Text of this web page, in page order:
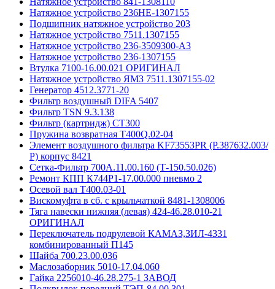
Натяжное устройство 236НЕ-1307155
Подшипник натяжное устройство 203
Натяжное устройство 7511.1307155
Натяжное устройство 236-3509300-А3
Натяжное устройство 236-1307155
Втулка 7100-16.00.021 ОРИГИНАЛ
Натяжное устройство ЯМЗ 7511.1307155-02
Генератор 4512.3771-20
Фильтр воздушный DIFA 5407
Фильтр TSN 9.3.138
Фильтр (картридж) СТ300
Пружина возвратная Т400Q.02-04
Элемент воздушного фильтра KF7355ЗPR (Р.387632.003/
Р) корпус 8421
Сетка-Фильтр 700А.11.00.160 (Т-150.50.026)
Ремонт КПП К744Р1-17.00.000 пневмо 2
Осевой вал Т400.03-01
Вискомуфта в сб. с крыльчаткой 8481-1308006
Тяга навески нижняя (левая) 424-46.28.010-21
ОРИГИНАЛ
Переключатель подрулевой КАМАЗ,ЗИЛ-4331
комбинированный П145
Шайба 700.23.00.036
Маслозаборник 5010-17.04.060
Гайка 2256010-46.28.275-1 ЗАВОД